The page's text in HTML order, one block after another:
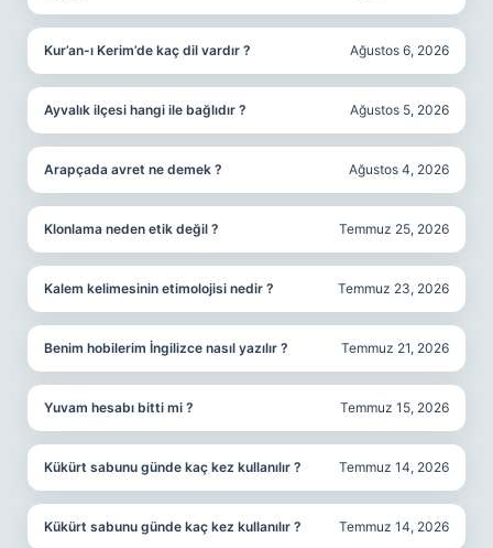
Kur’an-ı Kerim’de kaç dil vardır ? Ağustos 6, 2026
Ayvalık ilçesi hangi ile bağlıdır ? Ağustos 5, 2026
Arapçada avret ne demek ? Ağustos 4, 2026
Klonlama neden etik değil ? Temmuz 25, 2026
Kalem kelimesinin etimolojisi nedir ? Temmuz 23, 2026
Benim hobilerim İngilizce nasıl yazılır ? Temmuz 21, 2026
Yuvam hesabı bitti mi ? Temmuz 15, 2026
Kükürt sabunu günde kaç kez kullanılır ? Temmuz 14, 2026
Kükürt sabunu günde kaç kez kullanılır ? Temmuz 14, 2026